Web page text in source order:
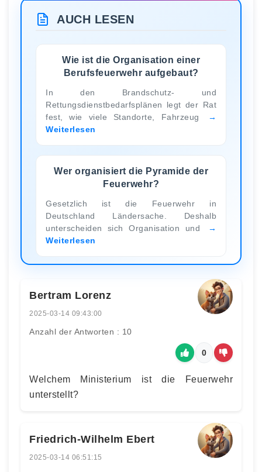
AUCH LESEN
Wie ist die Organisation einer
Berufsfeuerwehr aufgebaut?
In den Brandschutz- und
Rettungsdienstbedarfsplänen legt der Rat
fest, wie viele Standorte, Fahrzeug
Weiterlesen
Wer organisiert die Pyramide der
Feuerwehr?
Gesetzlich ist die Feuerwehr in
Deutschland Ländersache. Deshalb
unterscheiden sich Organisation und
Weiterlesen
Bertram Lorenz
2025-03-14 09:43:00
Anzahl der Antworten : 10
0
Welchem Ministerium ist die Feuerwehr
unterstellt?
Friedrich-Wilhelm Ebert
2025-03-14 06:51:15